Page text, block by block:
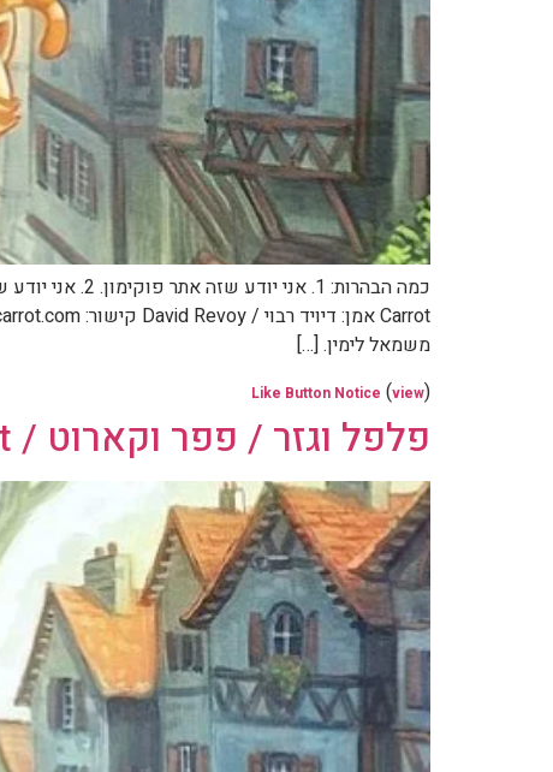
משמאל לימין. […]
Like Button Notice (view)
פלפל וגזר / פפר וקארוט / Pepper & Carrot – חלק 13